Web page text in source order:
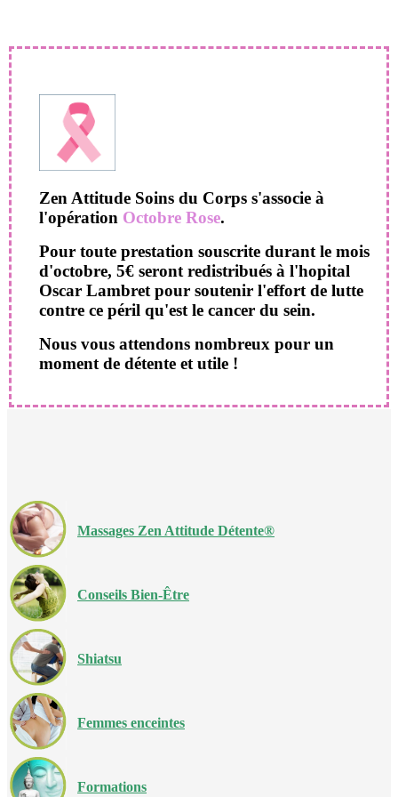
Zen Attitude Soins du Corps s'associe à
l'opération Octobre Rose.
Pour toute prestation souscrite durant le mois
d'octobre, 5€ seront redistribués à l'hopital
Oscar Lambret pour soutenir l'effort de lutte
contre ce péril qu'est le cancer du sein.
Nous vous attendons nombreux pour un
moment de détente et utile !
Massages Zen Attitude Détente®
Conseils Bien-Être
Shiatsu
Femmes enceintes
Formations